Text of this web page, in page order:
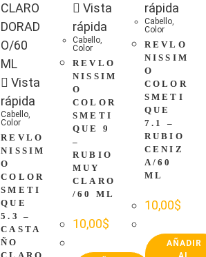
Vista
rápida
Cabello,
Color
REVLO
NISSIM
O
COLOR
SMETI
QUE
5.3 –
CASTA
ÑO
Vista
rápida
Cabello,
Color
REVLO
NISSIM
O
COLOR
SMETI
QUE 9
–
RUBIO
MUY
CLARO
/60 ML
10,00$
rápida
Cabello,
Color
REVLO
NISSIM
O
COLOR
SMETI
QUE
7.1 –
RUBIO
CENIZ
A/60
ML
10,00$
AÑADIR